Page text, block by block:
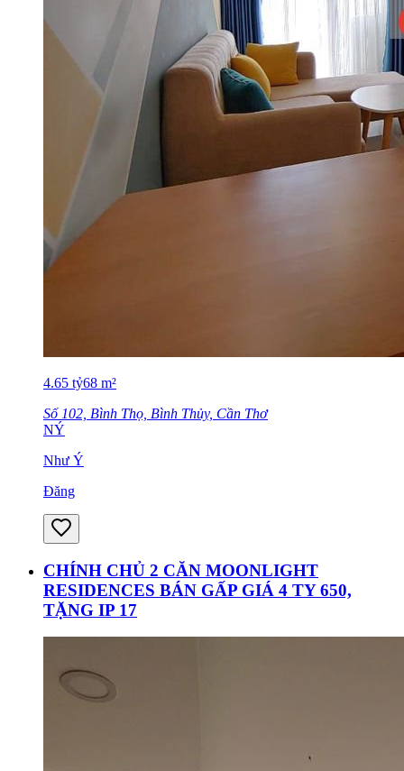
4.65 tỷ68 m²
Số 102, Bình Thọ, Bình Thủy, Cần Thơ
NÝ
Như Ý
Đăng
CHÍNH CHỦ 2 CĂN MOONLIGHT
RESIDENCES BÁN GẤP GIÁ 4 TY 650,
TẶNG IP 17